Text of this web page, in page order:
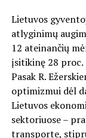
Lietuvos
atlyginimų
12 ateinančių
įsitikinę 28 proc.
Pasak R.
optimizmui dėl
Lietuvos
sektoriuose –
transporte,